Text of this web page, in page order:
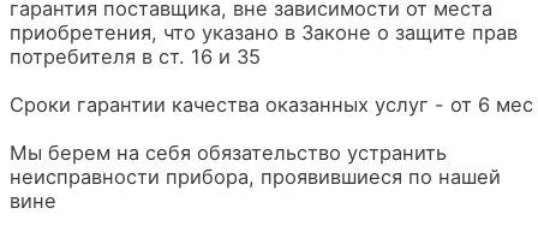
гарантия поставщика, вне зависимости от места
приобретения, что указано в Законе о защите прав
потребителя в ст. 16 и 35
Сроки гарантии качества оказанных услуг - от 6 мес
Мы берем на себя обязательство устранить
неисправности прибора, проявившиеся по нашей
вине